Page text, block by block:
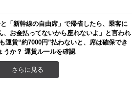
「新幹線の自由席」で帰省したら、乗客に
、お金払ってないから座れないよ」と言われ
運賃“約7000円”払わないと、席は確保でき
うか？ 運賃ルールを確認
さらに見る